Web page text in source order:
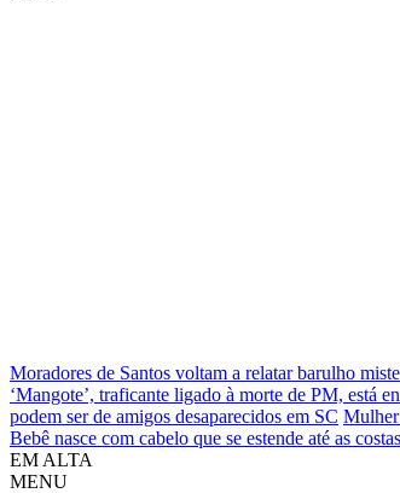
Moradores de Santos voltam a relatar barulho
‘Mangote’, traficante ligado à morte de PM, está
podem ser de amigos desaparecidos em SC Mulher
Bebê nasce com cabelo que se estende até as
EM ALTA
MENU